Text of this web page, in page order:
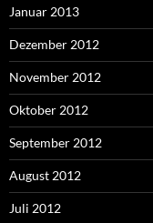
Januar 2013
Dezember 2012
November 2012
Oktober 2012
September 2012
August 2012
Juli 2012